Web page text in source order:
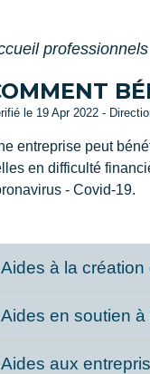
professionnels
le 19 Apr 2022 -
entreprise peut
en difficulté
- Covid-19.
Aides à la
Aides en soutien
Aides aux